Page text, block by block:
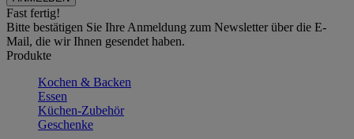
Fast fertig!
Bitte bestätigen Sie Ihre Anmeldung zum Newsletter über die E-
Mail, die wir Ihnen gesendet haben.
Produkte
Kochen & Backen
Essen
Küchen-Zubehör
Geschenke